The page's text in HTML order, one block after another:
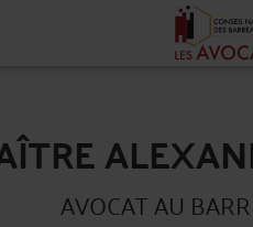
AVOCAT AU